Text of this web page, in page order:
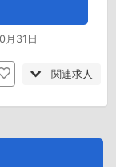
31日
関連求人